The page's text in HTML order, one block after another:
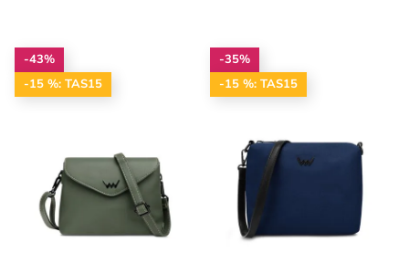
-43%
-15 %: TAS15
-35%
-15 %: TAS15